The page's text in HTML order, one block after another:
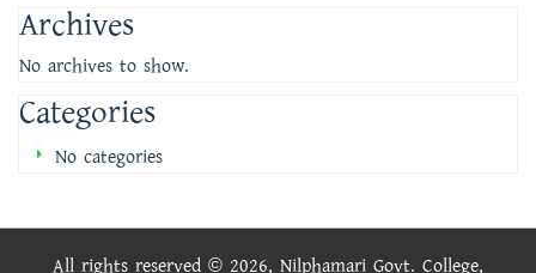
Archives
No archives to show.
Categories
No categories
All rights reserved © 2026, Nilphamari Govt. College,